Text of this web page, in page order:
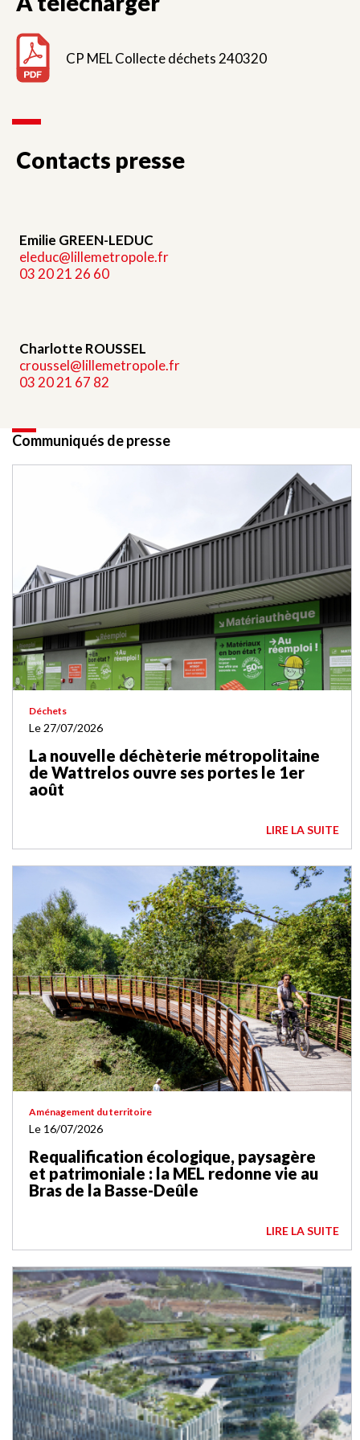
CP MEL Collecte déchets 240320
Contacts presse
Emilie GREEN-LEDUC
eleduc@lillemetropole.fr
03 20 21 26 60
Charlotte ROUSSEL
croussel@lillemetropole.fr
03 20 21 67 82
Communiqués de presse
Déchets
Le 27/07/2026
La nouvelle déchèterie métropolitaine
de Wattrelos ouvre ses portes le 1er
août
LIRE LA SUITE
Aménagement du territoire
Le 16/07/2026
Requalification écologique, paysagère
et patrimoniale : la MEL redonne vie au
Bras de la Basse-Deûle
LIRE LA SUITE